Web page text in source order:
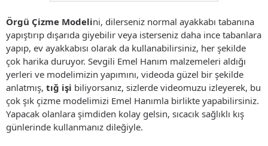
Örgü Çizme Modelini, dilerseniz normal ayakkabı tabanına
yapıştırıp dışarıda giyebilir veya isterseniz daha ince tabanlara
yapıp, ev ayakkabısı olarak da kullanabilirsiniz, her şekilde
çok harika duruyor. Sevgili Emel Hanım malzemeleri aldığı
yerleri ve modelimizin yapımını, videoda güzel bir şekilde
anlatmış, tığ işi biliyorsanız, sizlerde videomuzu izleyerek, bu
çok şık çizme modelimizi Emel Hanımla birlikte yapabilirsiniz.
Yapacak olanlara şimdiden kolay gelsin, sıcacık sağlıklı kış
günlerinde kullanmanız dileğiyle.